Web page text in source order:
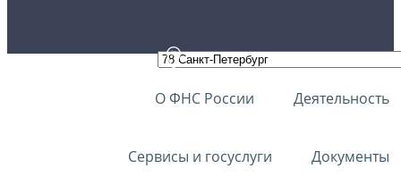
О ФНС России Деятельность
Сервисы и госуслуги Документы